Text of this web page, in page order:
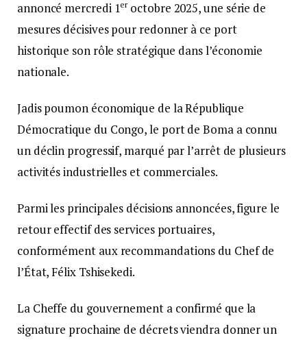
annoncé mercredi 1eroctobre 2025, une série de
mesures décisives pour redonner à ce port
historique son rôle stratégique dans l’économie
nationale.
Jadis poumon économique de la République
Démocratique du Congo, le port de Boma a connu
un déclin progressif, marqué par l’arrêt de plusieurs
activités industrielles et commerciales.
Parmi les principales décisions annoncées, figure le
retour effectif des services portuaires,
conformément aux recommandations du Chef de
l’État, Félix Tshisekedi.
La Cheffe du gouvernement a confirmé que la
signature prochaine de décrets viendra donner un